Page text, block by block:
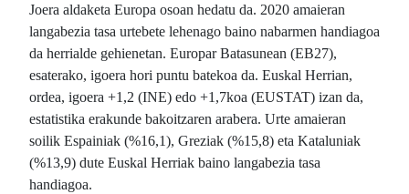
Joera aldaketa Europa osoan hedatu da. 2020 amaieran
langabezia tasa urtebete lehenago baino nabarmen handiagoa
da herrialde gehienetan. Europar Batasunean (EB27),
esaterako, igoera hori puntu batekoa da. Euskal Herrian,
ordea, igoera +1,2 (INE) edo +1,7koa (EUSTAT) izan da,
estatistika erakunde bakoitzaren arabera. Urte amaieran
soilik Espainiak (%16,1), Greziak (%15,8) eta Kataluniak
(%13,9) dute Euskal Herriak baino langabezia tasa
handiagoa.